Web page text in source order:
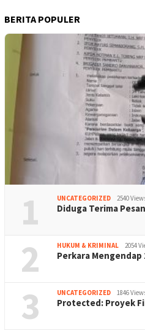
BERITA POPULER
1 UNCATEGORIZED 2540
Diduga Terima
2 HUKUM & KRIMINAL 2054
Perkara
3 UNCATEGORIZED 1846
Protected: Proyek